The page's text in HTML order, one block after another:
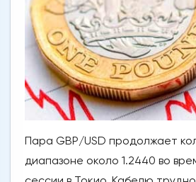
Пара GBP/USD продолжает
диапазоне около 1.2440 во